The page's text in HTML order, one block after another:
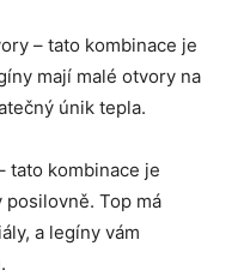
– tato kombinace je
mají malé otvory na
únik tepla.
tato kombinace je
Top má
a legíny vám